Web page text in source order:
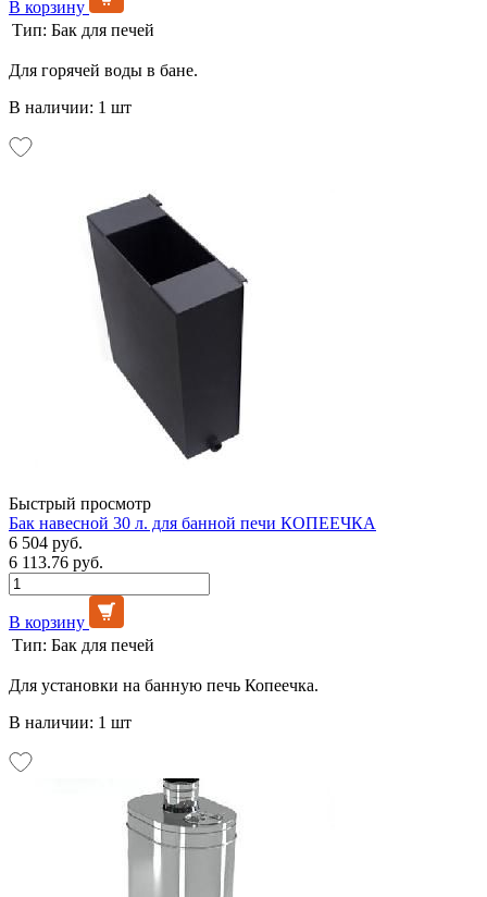
В корзину
Тип: Бак для печей
Для горячей воды в бане.
В наличии: 1 шт
Быстрый просмотр
Бак навесной 30 л. для банной печи КОПЕЕЧКА
6 504 руб.
6 113.76 руб.
В корзину
Тип: Бак для печей
Для установки на банную печь Копеечка.
В наличии: 1 шт